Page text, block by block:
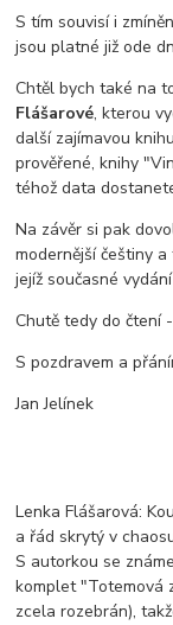
S tím souvisí i
jsou platné již ode
Chtěl bych také na
Flášarové, kterou
další zajímavou
prověřené, knihy
téhož data
Na závěr si pak
modernější češtiny
jejíž současné
Chutě tedy do čtení
S pozdravem a
Jan Jelínek
Lenka Flášarová:
a řád skrytý v
S autorkou se
komplet "Totemová
zcela rozebrán),